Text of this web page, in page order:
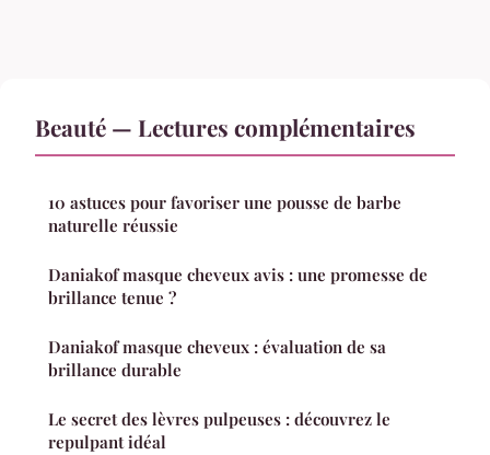
Beauté — Lectures complémentaires
10 astuces pour favoriser une pousse de barbe
naturelle réussie
Daniakof masque cheveux avis : une promesse de
brillance tenue ?
Daniakof masque cheveux : évaluation de sa
brillance durable
Le secret des lèvres pulpeuses : découvrez le
repulpant idéal